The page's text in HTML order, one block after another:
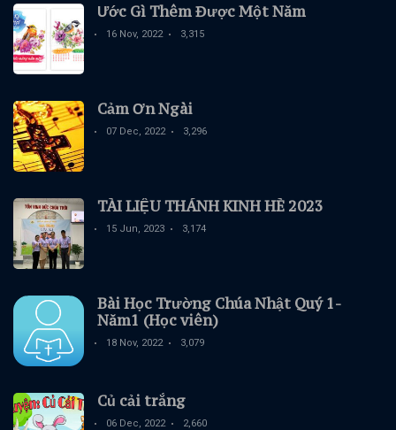
Ước Gì Thêm Được Một Năm
16 Nov, 2022 3,315
Cảm Ơn Ngài
07 Dec, 2022 3,296
TÀI LIỆU THÁNH KINH HÈ 2023
15 Jun, 2023 3,174
Bài Học Trường Chúa Nhật Quý 1-
Năm1 (Học viên)
18 Nov, 2022 3,079
Củ cải trắng
06 Dec, 2022 2,660